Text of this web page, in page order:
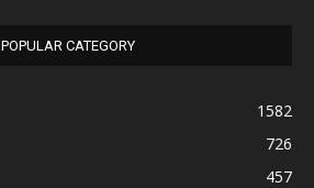
POPULAR CATEGORY
1582
726
457